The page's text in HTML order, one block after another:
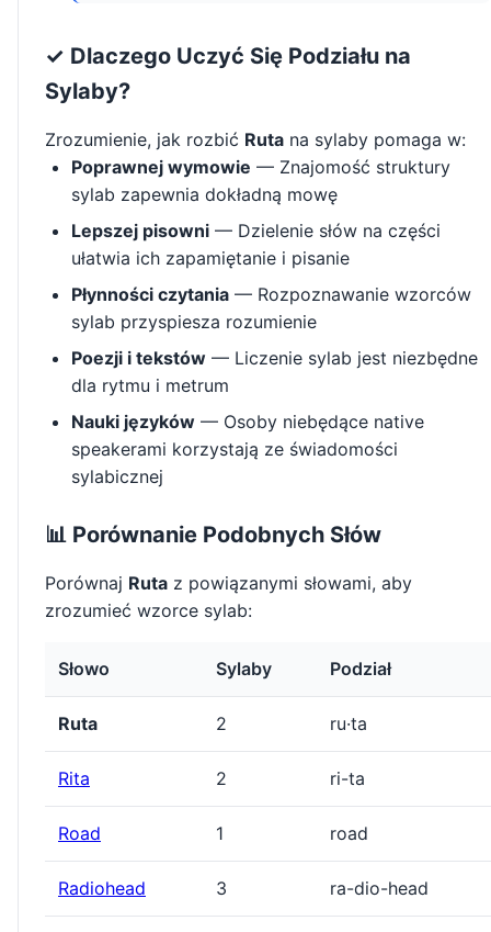
✓ Dlaczego Uczyć Się Podziału na
Sylaby?
Zrozumienie, jak rozbić Ruta na sylaby pomaga w:
Poprawnej wymowie — Znajomość struktury
sylab zapewnia dokładną mowę
Lepszej pisowni — Dzielenie słów na części
ułatwia ich zapamiętanie i pisanie
Płynności czytania — Rozpoznawanie wzorców
sylab przyspiesza rozumienie
Poezji i tekstów — Liczenie sylab jest niezbędne
dla rytmu i metrum
Nauki języków — Osoby niebędące native
speakerami korzystają ze świadomości
sylabicznej
📊 Porównanie Podobnych Słów
Porównaj Ruta z powiązanymi słowami, aby
zrozumieć wzorce sylab:
Słowo Sylaby Podział
Ruta 2 ru·ta
Rita 2 ri-ta
Road 1 road
Radiohead 3 ra-dio-head